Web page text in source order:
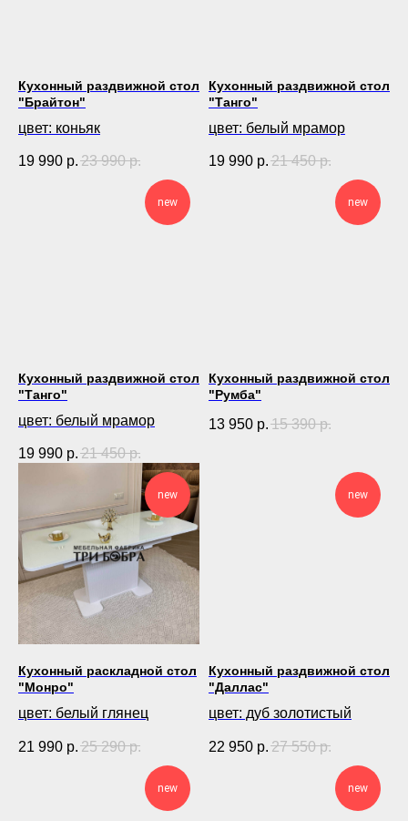
Кухонный раздвижной стол
"Брайтон"
цвет: коньяк
19 990 р. 23 990 р.
Кухонный раздвижной стол
"Танго"
цвет: белый мрамор
19 990 р. 21 450 р.
new
Кухонный раздвижной стол
"Танго"
цвет: белый мрамор
19 990 р. 21 450 р.
new
Кухонный раздвижной стол
"Румба"
13 950 р. 15 390 р.
new
Кухонный раскладной стол
"Монро"
цвет: белый глянец
21 990 р. 25 290 р.
new
Кухонный раздвижной стол
"Даллас"
цвет: дуб золотистый
22 950 р. 27 550 р.
new new